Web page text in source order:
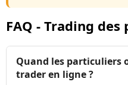
FAQ - Trading
Quand les particuliers
trader en ligne ?